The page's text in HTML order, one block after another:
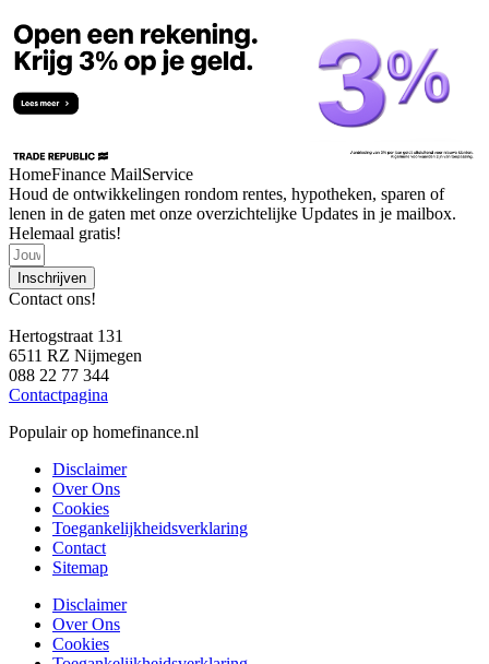
HomeFinance MailService
Houd de ontwikkelingen rondom rentes, hypotheken, sparen of
lenen in de gaten met onze overzichtelijke Updates in je mailbox.
Helemaal gratis!
Inschrijven
Contact ons!
Hertogstraat 131
6511 RZ Nijmegen
088 22 77 344
Contactpagina
Populair op homefinance.nl
Disclaimer
Over Ons
Cookies
Toegankelijkheidsverklaring
Contact
Sitemap
Disclaimer
Over Ons
Cookies